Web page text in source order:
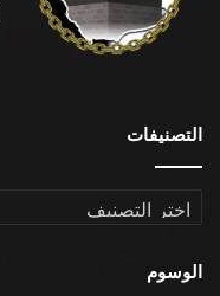
التصنيفات
التصنيفات
الوسوم